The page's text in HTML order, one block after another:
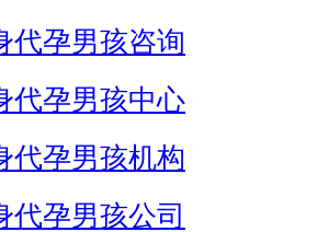
代孕男孩咨询
代孕男孩中心
代孕男孩机构
代孕男孩公司